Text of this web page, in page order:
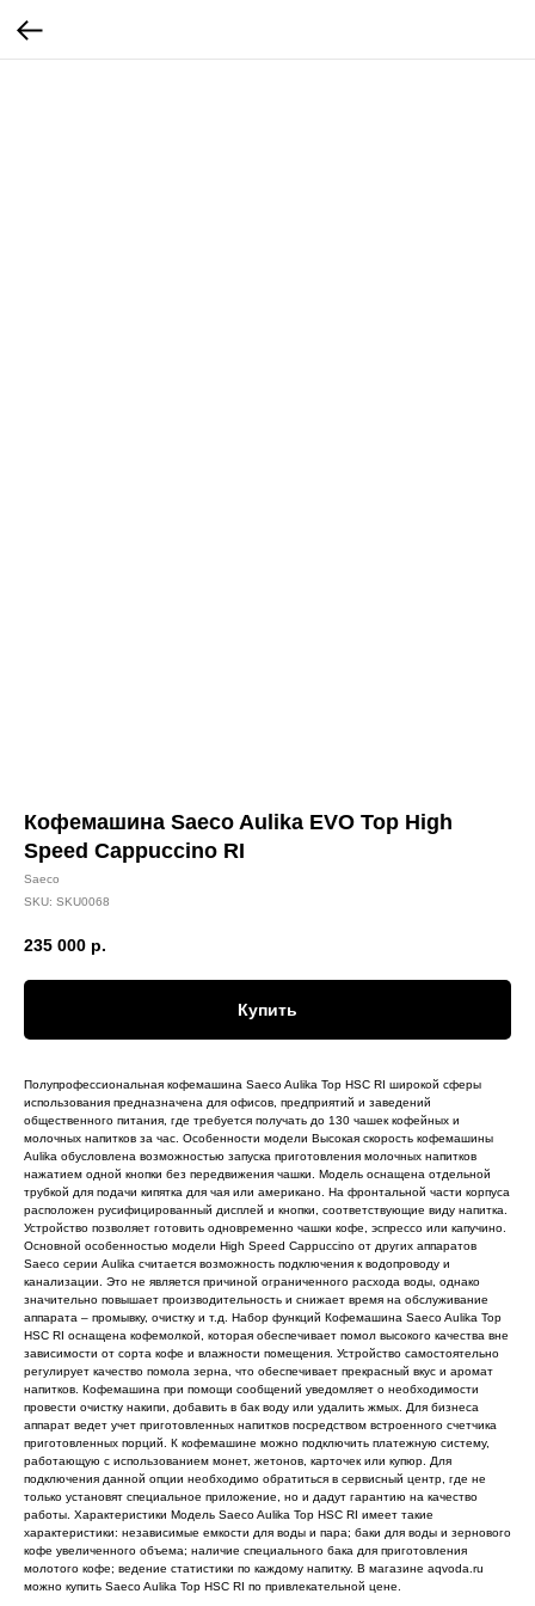
Кофемашина Saeco Aulika EVO Top High
Speed Cappuccino RI
Saeco
SKU: SKU0068
235 000 р.
Купить
Полупрофессиональная кофемашина Saeco Aulika Top HSC RI широкой сферы
использования предназначена для офисов, предприятий и заведений
общественного питания, где требуется получать до 130 чашек кофейных и
молочных напитков за час. Особенности модели Высокая скорость кофемашины
Aulika обусловлена возможностью запуска приготовления молочных напитков
нажатием одной кнопки без передвижения чашки. Модель оснащена отдельной
трубкой для подачи кипятка для чая или американо. На фронтальной части корпуса
расположен русифицированный дисплей и кнопки, соответствующие виду напитка.
Устройство позволяет готовить одновременно чашки кофе, эспрессо или капучино.
Основной особенностью модели High Speed Cappuccino от других аппаратов
Saeco серии Aulika считается возможность подключения к водопроводу и
канализации. Это не является причиной ограниченного расхода воды, однако
значительно повышает производительность и снижает время на обслуживание
аппарата – промывку, очистку и т.д. Набор функций Кофемашина Saeco Aulika Top
HSC RI оснащена кофемолкой, которая обеспечивает помол высокого качества вне
зависимости от сорта кофе и влажности помещения. Устройство самостоятельно
регулирует качество помола зерна, что обеспечивает прекрасный вкус и аромат
напитков. Кофемашина при помощи сообщений уведомляет о необходимости
провести очистку накипи, добавить в бак воду или удалить жмых. Для бизнеса
аппарат ведет учет приготовленных напитков посредством встроенного счетчика
приготовленных порций. К кофемашине можно подключить платежную систему,
работающую с использованием монет, жетонов, карточек или купюр. Для
подключения данной опции необходимо обратиться в сервисный центр, где не
только установят специальное приложение, но и дадут гарантию на качество
работы. Характеристики Модель Saeco Aulika Top HSC RI имеет такие
характеристики: независимые емкости для воды и пара; баки для воды и зернового
кофе увеличенного объема; наличие специального бака для приготовления
молотого кофе; ведение статистики по каждому напитку. В магазине aqvoda.ru
можно купить Saeco Aulika Top HSC RI по привлекательной цене.